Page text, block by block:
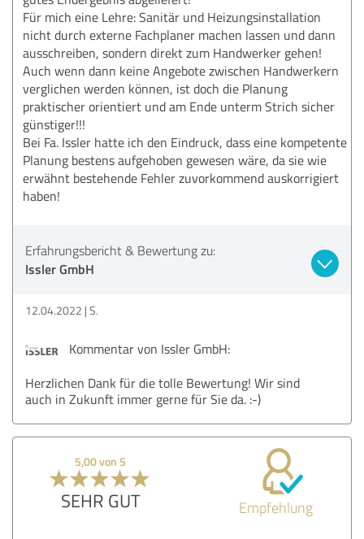
Für mich eine Lehre: Sanitär und Heizungsinstallation
nicht durch externe Fachplaner machen lassen und dann
ausschreiben, sondern direkt zum Handwerker gehen!
Auch wenn dann keine Angebote zwischen Handwerkern
verglichen werden können, ist doch die Planung
praktischer orientiert und am Ende unterm Strich sicher
günstiger!!!
Bei Fa. Issler hatte ich den Eindruck, dass eine kompetente
Planung bestens aufgehoben gewesen wäre, da sie wie
erwähnt bestehende Fehler zuvorkommend auskorrigiert
haben!
Erfahrungsbericht & Bewertung zu:
Issler GmbH
12.04.2022 S.
Kommentar von Issler GmbH:
Herzlichen Dank für die tolle Bewertung! Wir sind
auch in Zukunft immer gerne für Sie da. :-)
5,00 von 5
SEHR GUT Empfehlung